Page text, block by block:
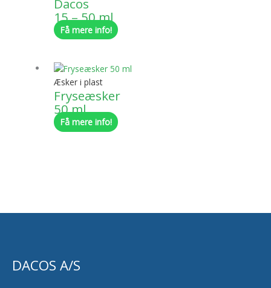
Dacos
15 – 50 ml
Få mere info!
Æsker i plast
Fryseæsker
50 ml
Få mere info!
DACOS A/S